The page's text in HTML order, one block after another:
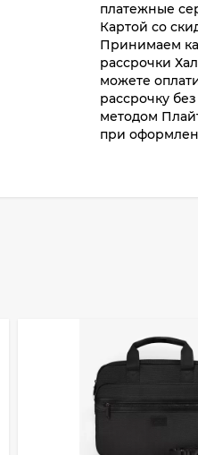
платежные
Картой со
Принимаем
рассрочки
можете
рассрочку
методом
при